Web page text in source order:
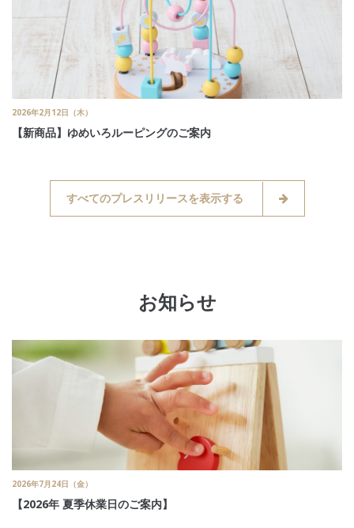
2026年2月12日（木）
【新商品】ゆめいろルーピングのご案内
すべてのプレスリリースを表示する
お知らせ
2026年7月24日（金）
【2026年 夏季休業日のご案内】